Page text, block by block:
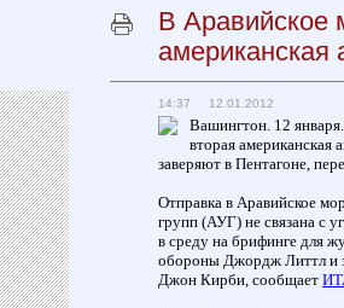
В Аравийское
американская
14:37 12.01.2012
Вашингтон. 12
вторая американская
заверяют в Пентагоне,
Отправка в Аравийское
групп (АУГ) не связана с
в среду на брифинге для
обороны Джордж Литтл и
Джон Кирби, сообщает